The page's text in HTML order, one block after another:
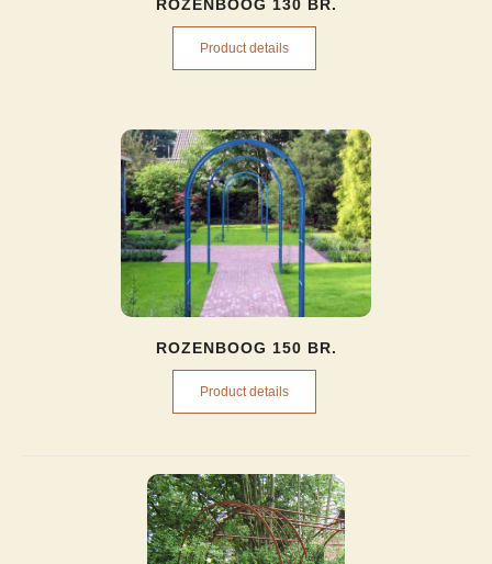
ROZENBOOG 130 BR.
Product details
ROZENBOOG 150 BR.
Product details